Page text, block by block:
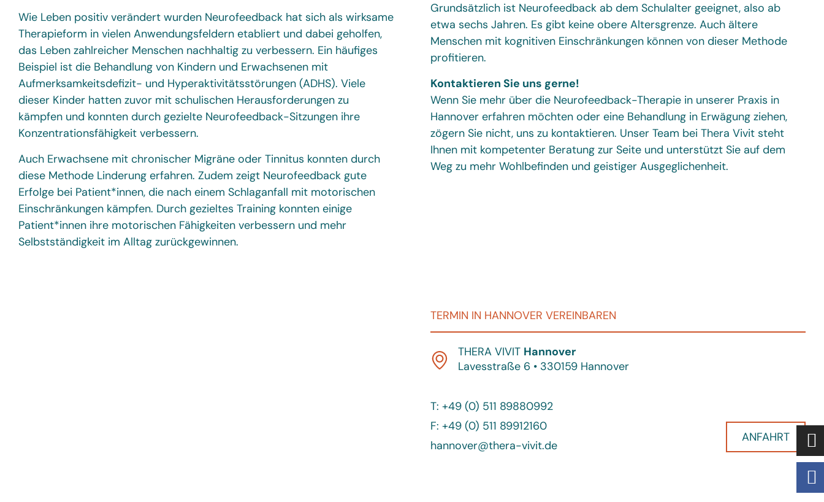
Wie Leben positiv verändert wurden Neurofeedback hat sich als wirksame
Therapieform in vielen Anwendungsfeldern etabliert und dabei geholfen,
das Leben zahlreicher Menschen nachhaltig zu verbessern. Ein häufiges
Beispiel ist die Behandlung von Kindern und Erwachsenen mit
Aufmerksamkeitsdefizit- und Hyperaktivitätsstörungen (ADHS). Viele
dieser Kinder hatten zuvor mit schulischen Herausforderungen zu
kämpfen und konnten durch gezielte Neurofeedback-Sitzungen ihre
Konzentrationsfähigkeit verbessern.
Auch Erwachsene mit chronischer Migräne oder Tinnitus konnten durch
diese Methode Linderung erfahren. Zudem zeigt Neurofeedback gute
Erfolge bei Patient*innen, die nach einem Schlaganfall mit motorischen
Einschränkungen kämpfen. Durch gezieltes Training konnten einige
Patient*innen ihre motorischen Fähigkeiten verbessern und mehr
Selbstständigkeit im Alltag zurückgewinnen.
Grundsätzlich ist Neurofeedback ab dem Schulalter geeignet, also ab
etwa sechs Jahren. Es gibt keine obere Altersgrenze. Auch ältere
Menschen mit kognitiven Einschränkungen können von dieser Methode
profitieren.
Kontaktieren Sie uns gerne!
Wenn Sie mehr über die Neurofeedback-Therapie in unserer Praxis in
Hannover erfahren möchten oder eine Behandlung in Erwägung ziehen,
zögern Sie nicht, uns zu kontaktieren. Unser Team bei Thera Vivit steht
Ihnen mit kompetenter Beratung zur Seite und unterstützt Sie auf dem
Weg zu mehr Wohlbefinden und geistiger Ausgeglichenheit.
TERMIN IN HANNOVER VEREINBAREN
THERA VIVIT Hannover
Lavesstraße 6 • 330159 Hannover
T: +49 (0) 511 89880992
F: +49 (0) 511 89912160
hannover@thera-vivit.de
ANFAHRT